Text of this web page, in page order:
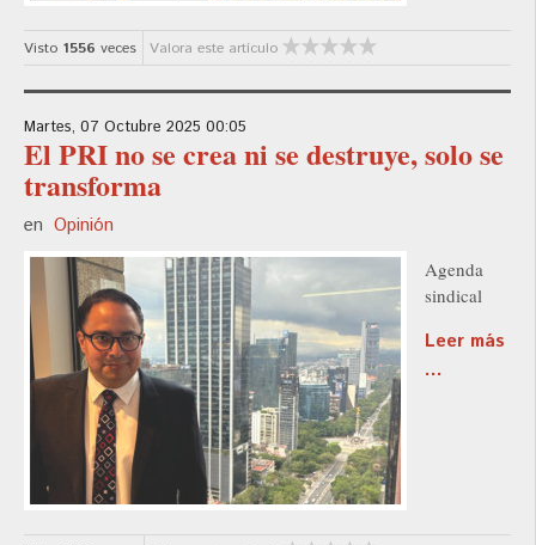
Visto 1556 veces Valora este artículo
Martes, 07 Octubre 2025 00:05
El PRI no se crea ni se destruye, solo se
transforma
en Opinión
Agenda
sindical
Leer más
...